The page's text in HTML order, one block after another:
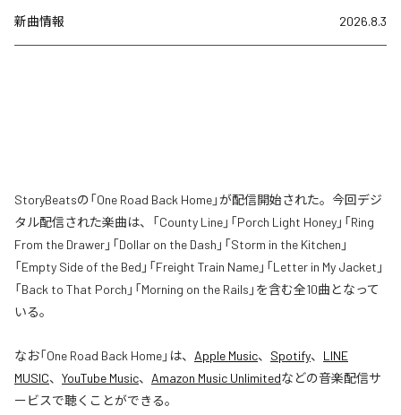
新曲情報 2026.8.3
StoryBeatsの「One Road Back Home」が配信開始された。今回デジ
タル配信された楽曲は、「County Line」「Porch Light Honey」「Ring
From the Drawer」「Dollar on the Dash」「Storm in the Kitchen」
「Empty Side of the Bed」「Freight Train Name」「Letter in My Jacket」
「Back to That Porch」「Morning on the Rails」を含む全10曲となって
いる。
なお「One Road Back Home」は、 Apple Music、 Spotify、 LINE
MUSIC、 YouTube Music、 Amazon Music Unlimitedなどの音楽配信サ
ービスで聴くことができる。